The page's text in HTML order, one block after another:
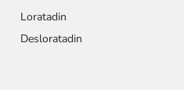
Loratadin
Desloratadin